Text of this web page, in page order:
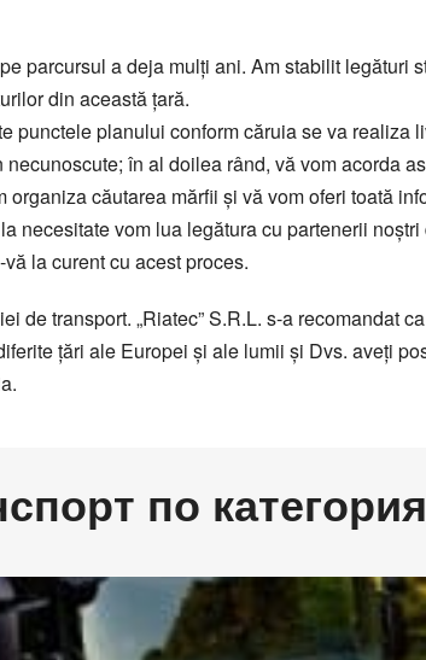
Все типы
Авто
Ж.Д. транспорт
Морской
Авиа транспорт
parcursul a deja mulţi ani. Am stabilit legături
din această ţară.
planului conform căruia se va realiza
în al doilea rând, vă vom acorda
căutarea mărfii şi vă vom oferi toată
necesitate vom lua legătura cu partenerii
la curent cu acest proces.
transport. „Riatec” S.R.L. s-a recomandat
ţări ale Europei şi ale lumii şi Dvs. aveţi
по